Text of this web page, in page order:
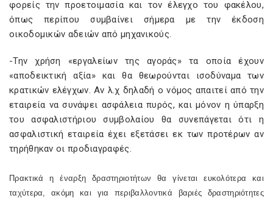
φορείς την προετοιμασία και τον έλεγχο του φακέλου,
όπως περίπου συμβαίνει σήμερα με την έκδοση
οικοδομικών αδειών από μηχανικούς.
-Την χρήση «εργαλείων της αγοράς» τα οποία έχουν
«αποδεικτική αξία» και θα θεωρούνται ισοδύναμα των
κρατικών ελέγχων. Αν λ.χ δηλαδή ο νόμος απαιτεί από την
εταιρεία να συνάψει ασφάλεια πυρός, και μόνον η ύπαρξη
του ασφαλιστήριου συμβολαίου θα συνεπάγεται ότι η
ασφαλιστική εταιρεία έχει εξετάσει εκ των προτέρων αν
τηρήθηκαν οι προδιαγραφές.
Πρακτικά η έναρξη δραστηριοτήτων θα γίνεται ευκολότερα και
ταχύτερα, ακόμη και για περιβαλλοντικά βαριές δραστηριότητες